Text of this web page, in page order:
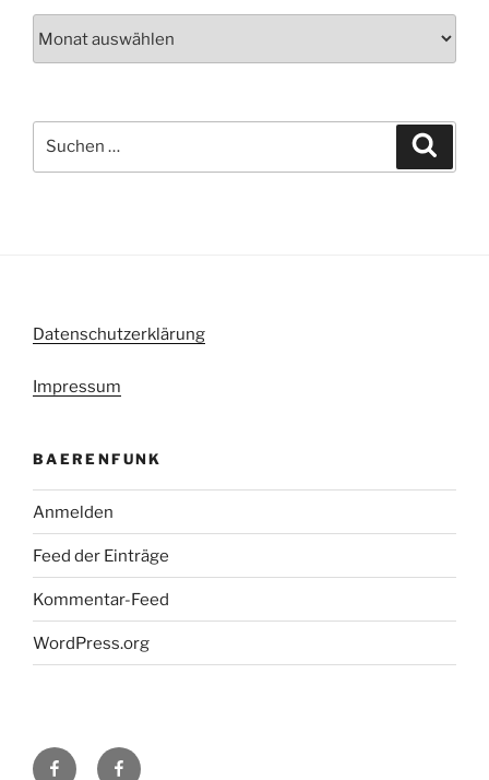
nach:
Datenschutzerklärung
Impressum
BAERENFUNK
Anmelden
Feed der Einträge
Kommentar-Feed
WordPress.org
H48
Facebook-